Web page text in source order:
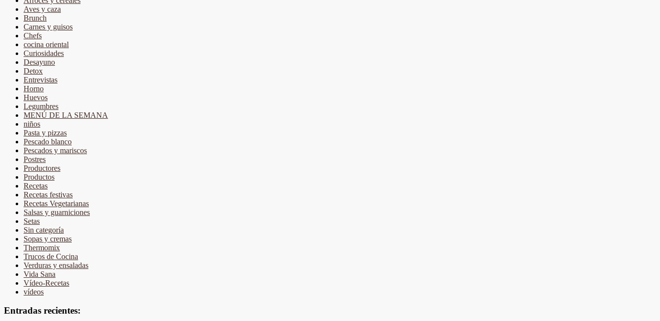
Aves y caza
Brunch
Carnes y guisos
Chefs
cocina oriental
Curiosidades
Desayuno
Detox
Entrevistas
Horno
Huevos
Legumbres
MENÚ DE LA SEMANA
niños
Pasta y pizzas
Pescado blanco
Pescados y mariscos
Postres
Productores
Productos
Recetas
Recetas festivas
Recetas Vegetarianas
Salsas y guarniciones
Setas
Sin categoría
Sopas y cremas
Thermomix
Trucos de Cocina
Verduras y ensaladas
Vida Sana
Vídeo-Recetas
vídeos
Entradas recientes: